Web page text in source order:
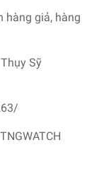
hàng giả, hàng
Sỹ